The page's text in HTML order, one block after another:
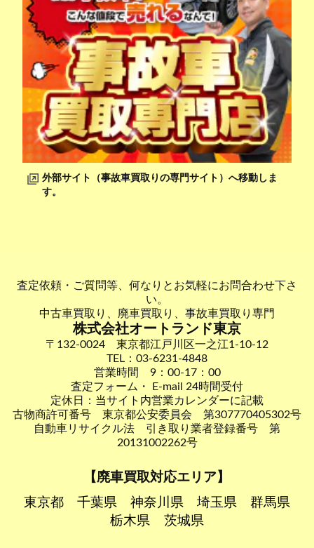
外部サイト（事故車買取りの専門サイト）へ移動しま
す。
査定依頼・ご質問等、何なりとお気軽にお問合わせ下さ
い。
中古車買取り、廃車買取り、事故車買取り専門
株式会社オートランド東京
〒132-0024 東京都江戸川区一之江1-10-12
TEL：03-6231-4848
営業時間 9：00-17：00
査定フォーム・ E-mail 24時間受付
定休日：当サイト内営業カレンダーに記載
古物商許可番号 東京都公安委員会 第307770405302号
自動車リサイクル法 引き取り業者登録番号 第
20131002262号
【廃車買取対応エリア】
東京都
千葉県 神奈川県 埼玉県
群馬県
栃木県
茨城県